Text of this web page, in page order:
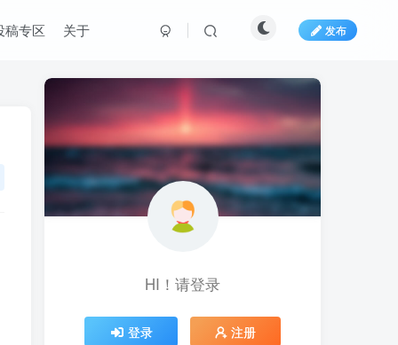
稿专区 关于 发布
HI！请登录
登录 注册
HI！请登录
登录 注册